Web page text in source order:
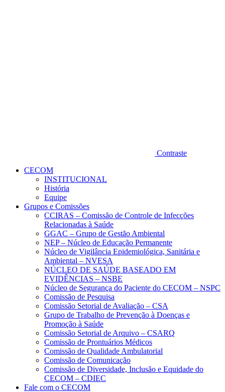
Contraste
CECOM
INSTITUCIONAL
História
Equipe
Grupos e Comissões
CCIRAS – Comissão de Controle de Infecções
Relacionadas à Saúde
GGAC – Grupo de Gestão Ambiental
NEP – Núcleo de Educação Permanente
Núcleo de Vigilância Epidemiológica, Sanitária e
Ambiental – NVESA
NÚCLEO DE SAÚDE BASEADO EM
EVIDÊNCIAS – NSBE
Núcleo de Segurança do Paciente do CECOM – NSPC
Comissão de Pesquisa
Comissão Setorial de Avaliação – CSA
Grupo de Trabalho de Prevenção à Doenças e
Promoção à Saúde
Comissão Setorial de Arquivo – CSARQ
Comissão de Prontuários Médicos
Comissão de Qualidade Ambulatorial
Comissão de Comunicação
Comissão de Diversidade, Inclusão e Equidade do
CECOM – CDIEC
Fale com o CECOM